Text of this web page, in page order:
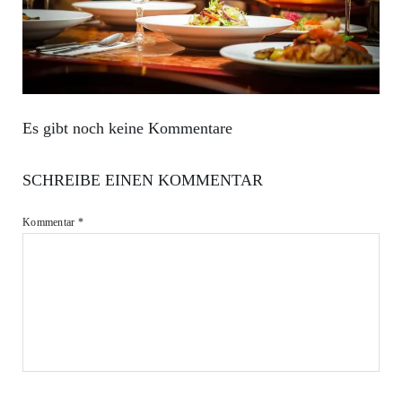
Es gibt noch keine Kommentare
SCHREIBE EINEN KOMMENTAR
Kommentar *